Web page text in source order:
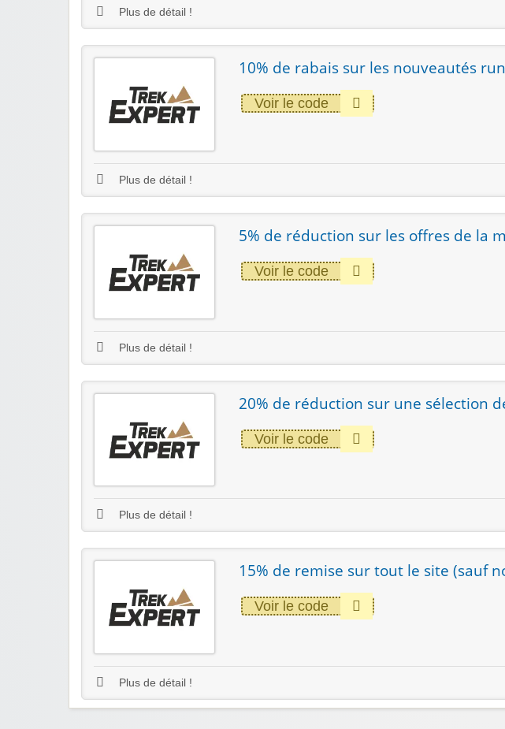
Plus de détail !
10% de rabais sur les nouveautés
Voir le code
Plus de détail !
5% de réduction sur les offres de la
Voir le code
Plus de détail !
20% de réduction sur une sélection
Voir le code
Plus de détail !
15% de remise sur tout le site (sauf
Voir le code
Plus de détail !